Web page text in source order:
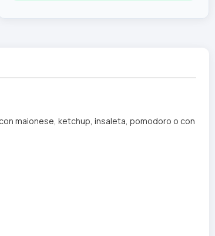
maionese, ketchup, insaleta, pomodoro o con